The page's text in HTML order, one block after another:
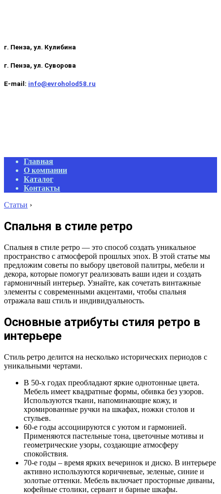
г. Пенза, ул. Кулибина
г. Пенза, ул. Суворова
E-mail: info@evroholod58.ru
Primary
Navigation
Menu
Главная
О компании
Каталог
Контакты
Статьи ›
Спальня в стиле ретро
Спальня в стиле ретро — это способ создать уникальное
пространство с атмосферой прошлых эпох. В этой статье мы
предложим советы по выбору цветовой палитры, мебели и
декора, которые помогут реализовать ваши идеи и создать
гармоничный интерьер. Узнайте, как сочетать винтажные
элементы с современными акцентами, чтобы спальня
отражала ваш стиль и индивидуальность.
Основные атрибуты стиля ретро в
интерьере
Стиль ретро делится на несколько исторических периодов с
уникальными чертами.
В 50-х годах преобладают яркие однотонные цвета.
Мебель имеет квадратные формы, обивка без узоров.
Используются ткани, напоминающие кожу, и
хромированные ручки на шкафах, ножки столов и
стульев.
60-е годы ассоциируются с уютом и гармонией.
Применяются пастельные тона, цветочные мотивы и
геометрические узоры, создающие атмосферу
спокойствия.
70-е годы – время ярких вечеринок и диско. В интерьере
активно используются коричневые, зеленые, синие и
золотые оттенки. Мебель включает просторные диваны,
кофейные столики, сервант и барные шкафы.